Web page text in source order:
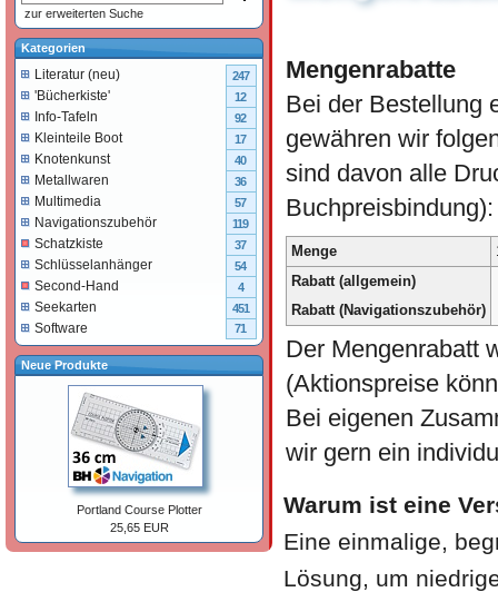
Mengenrabatte
Bei der Bestellung
gewähren wir
sind davon alle
Buchpreisbindung):
Menge
Rabatt (allgemein)
Rabatt (Navigationszubehör)
Der Mengenrabatt
(Aktionspreise
Bei eigenen
wir gern ein
Warum ist eine
Eine einmalige,
Lösung, um
zur erweiterten Suche
Kategorien
Literatur (neu) 247
'Bücherkiste' 12
Info-Tafeln 92
Kleinteile Boot 17
Knotenkunst 40
Metallwaren 36
Multimedia 57
Navigationszubehör 119
Schatzkiste 37
Schlüsselanhänger 54
Second-Hand 4
Seekarten 451
Software 71
Neue Produkte
Portland Course Plotter
25,65 EUR